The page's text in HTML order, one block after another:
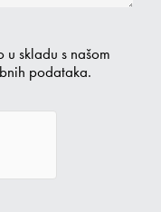
u skladu s našom
podataka.